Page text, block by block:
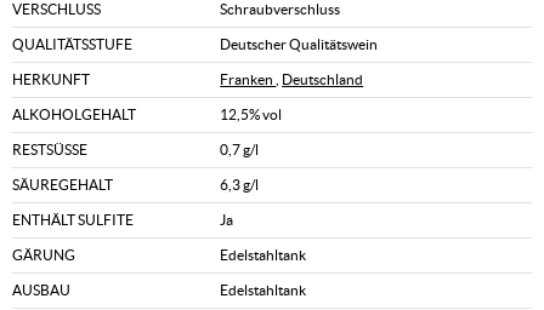
VERSCHLUSS Schraubverschluss
QUALITÄTSSTUFE Deutscher Qualitätswein
HERKUNFT Franken Deutschland
ALKOHOLGEHALT 12,5% vol
RESTSÜSSE 0,7 g/l
SÄUREGEHALT 6,3 g/l
ENTHÄLT SULFITE Ja
GÄRUNG Edelstahltank
AUSBAU Edelstahltank